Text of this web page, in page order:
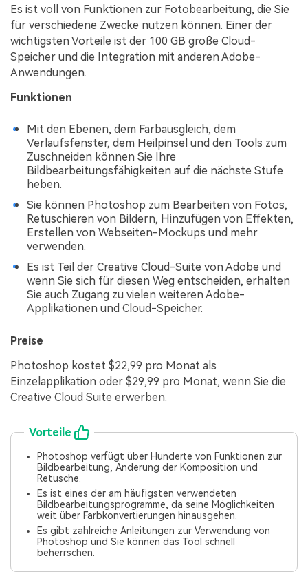
Es ist voll von Funktionen zur Fotobearbeitung, die Sie
für verschiedene Zwecke nutzen können. Einer der
wichtigsten Vorteile ist der 100 GB große Cloud-
Speicher und die Integration mit anderen Adobe-
Anwendungen.
Funktionen
Mit den Ebenen, dem Farbausgleich, dem
Verlaufsfenster, dem Heilpinsel und den Tools zum
Zuschneiden können Sie Ihre
Bildbearbeitungsfähigkeiten auf die nächste Stufe
heben.
Sie können Photoshop zum Bearbeiten von Fotos,
Retuschieren von Bildern, Hinzufügen von Effekten,
Erstellen von Webseiten-Mockups und mehr
verwenden.
Es ist Teil der Creative Cloud-Suite von Adobe und
wenn Sie sich für diesen Weg entscheiden, erhalten
Sie auch Zugang zu vielen weiteren Adobe-
Applikationen und Cloud-Speicher.
Preise
Photoshop kostet $22,99 pro Monat als
Einzelapplikation oder $29,99 pro Monat, wenn Sie die
Creative Cloud Suite erwerben.
Vorteile
Photoshop verfügt über Hunderte von Funktionen zur
Bildbearbeitung, Änderung der Komposition und
Retusche.
Es ist eines der am häufigsten verwendeten
Bildbearbeitungsprogramme, da seine Möglichkeiten
weit über Farbkonvertierungen hinausgehen.
Es gibt zahlreiche Anleitungen zur Verwendung von
Photoshop und Sie können das Tool schnell
beherrschen.